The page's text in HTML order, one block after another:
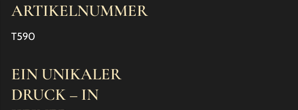
ARTIKELNUMMER
T590
EIN UNIKALER
DRUCK – IN